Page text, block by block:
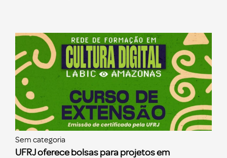
Sem categoria
UFRJ oferece bolsas para projetos em